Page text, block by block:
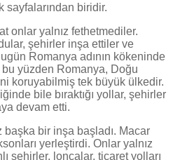
sayfalarından biridir.
onlar yalnız fethetmediler.
şehirler inşa ettiler ve
Romanya adının kökeninde
yüzden Romanya, Doğu
koruyabilmiş tek büyük ülkedir.
bile bıraktığı yollar, şehirler
devam etti.
bir inşa başladı. Macar
yerleştirdi. Onlar yalnız
şehirler, loncalar, ticaret yolları